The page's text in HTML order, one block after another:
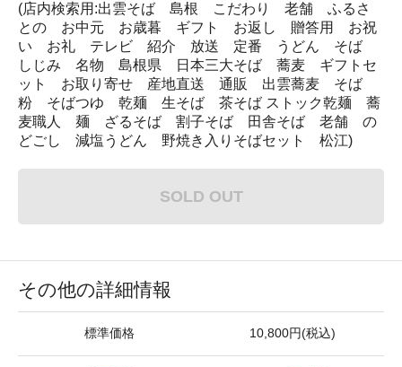
(店内検索用:出雲そば 島根 こだわり 老舗 ふるさ
との お中元 お歳暮 ギフト お返し 贈答用 お祝
い お礼 テレビ 紹介 放送 定番 うどん そば
しじみ 名物 島根県 日本三大そば 蕎麦 ギフトセ
ット お取り寄せ 産地直送 通販 出雲蕎麦 そば
粉 そばつゆ 乾麺 生そば 茶そば ストック乾麺 蕎
麦職人 麺 ざるそば 割子そば 田舎そば 老舗 の
どごし 減塩うどん 野焼き入りそばセット 松江)
SOLD OUT
その他の詳細情報
標準価格 10,800円(税込)